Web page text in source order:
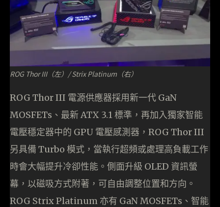
ROG Thor III（左）/ Strix Platinum（右）
ROG Thor III 電源供應器採用新一代 GaN
MOSFETs、最新 ATX 3.1 標準，再加入獨家智能
電壓穩定器中的 GPU 電壓感測器，ROG Thor III
另具備 Turbo 模式，當執行超頻或處理高負載工作
時會大幅提升冷卻性能。側面升級 OLED 資訊螢
幕，以磁吸方式附著，可自由調整位置和方向。
ROG Strix Platinum 亦有 GaN MOSFETs、智能